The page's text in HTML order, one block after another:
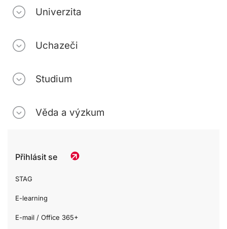
Univerzita
Uchazeči
Studium
Věda a výzkum
Přihlásit se
STAG
E-learning
E-mail / Office 365+